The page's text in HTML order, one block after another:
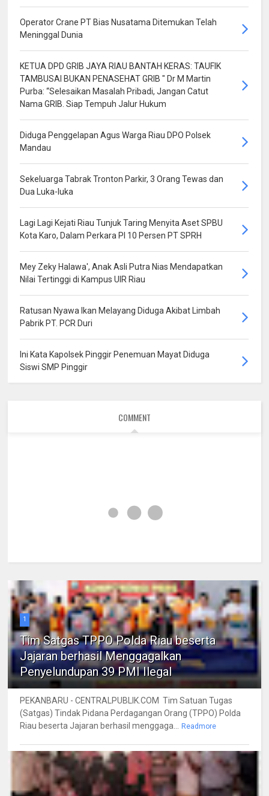
Operator Crane PT Bias Nusatama Ditemukan Telah
Meninggal Dunia
KETUA DPD GRIB JAYA RIAU BANTAH KERAS: TAUFIK
TAMBUSAI BUKAN PENASEHAT GRIB " Dr M Martin
Purba: “Selesaikan Masalah Pribadi, Jangan Catut
Nama GRIB. Siap Tempuh Jalur Hukum
Diduga Penggelapan Agus Warga Riau DPO Polsek
Mandau
Sekeluarga Tabrak Tronton Parkir, 3 Orang Tewas dan
Dua Luka-luka
Lagi Lagi Kejati Riau Tunjuk Taring Menyita Aset SPBU
Kota Karo, Dalam Perkara PI 10 Persen PT SPRH
Mey Zeky Halawa', Anak Asli Putra Nias Mendapatkan
Nilai Tertinggi di Kampus UIR Riau
Ratusan Nyawa Ikan Melayang Diduga Akibat Limbah
Pabrik PT. PCR Duri
Ini Kata Kapolsek Pinggir Penemuan Mayat Diduga
Siswi SMP Pinggir
COMMENT
1
Tim Satgas TPPO Polda Riau beserta
Jajaran berhasil Menggagalkan
Penyelundupan 39 PMI Ilegal
PEKANBARU - CENTRALPUBLIK.COM Tim Satuan Tugas
(Satgas) Tindak Pidana Perdagangan Orang (TPPO) Polda
Riau beserta Jajaran berhasil menggaga... Readmore